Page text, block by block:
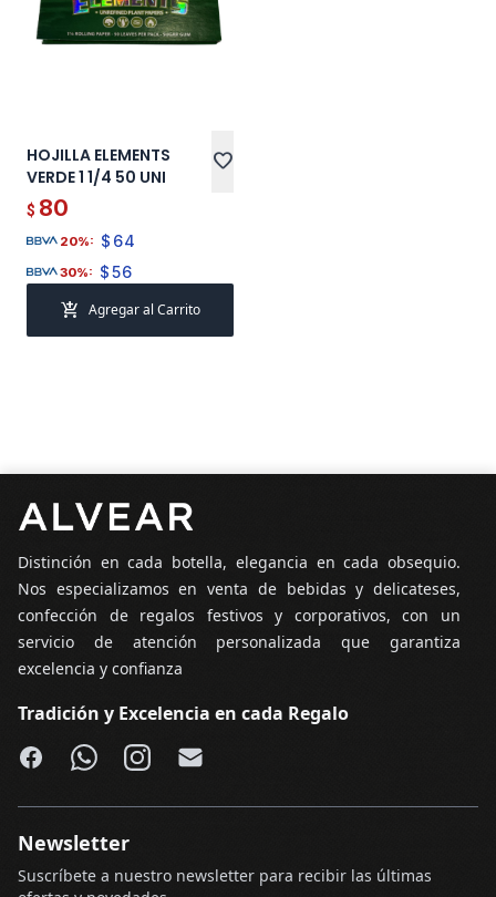
HOJILLA ELEMENTS
VERDE 1 1/4 50 UNI
favorite
$ 80
20%: $ 64
30%: $56
add_shopping_cart Agregar al Carrito
Distinción en cada botella, elegancia en cada obsequio.
Nos especializamos en venta de bebidas y delicateses,
confección de regalos festivos y corporativos, con un
servicio de atención personalizada que garantiza
excelencia y confianza
Tradición y Excelencia en cada Regalo
Facebook
WhatsApp
Instagram
Email
Newsletter
Suscríbete a nuestro newsletter para recibir las últimas